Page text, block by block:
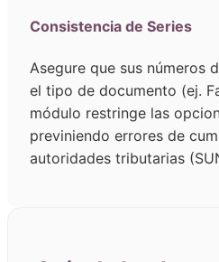
Consistencia de Series
Asegure que sus números
el tipo de documento (ej.
módulo restringe las
previniendo errores de
autoridades tributarias